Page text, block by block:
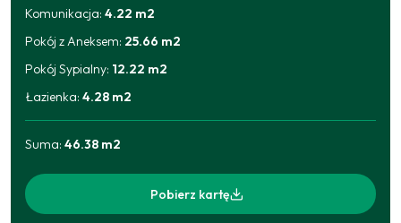
2025-09-11
Komunikacja:4.22 m2
Pokój z Aneksem: 25.66 m2
Pokój Sypialny: 12.22 m2
Łazienka:4.28 m2
Suma:46.38 m2
Pobierz kartę